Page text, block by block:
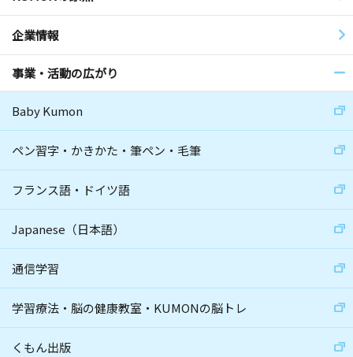
企業情報
事業・活動の広がり
Baby Kumon
ペン習字・かきかた・筆ペン・毛筆
フランス語・ドイツ語
Japanese（日本語）
通信学習
学習療法・脳の健康教室・KUMONの脳トレ
くもん出版